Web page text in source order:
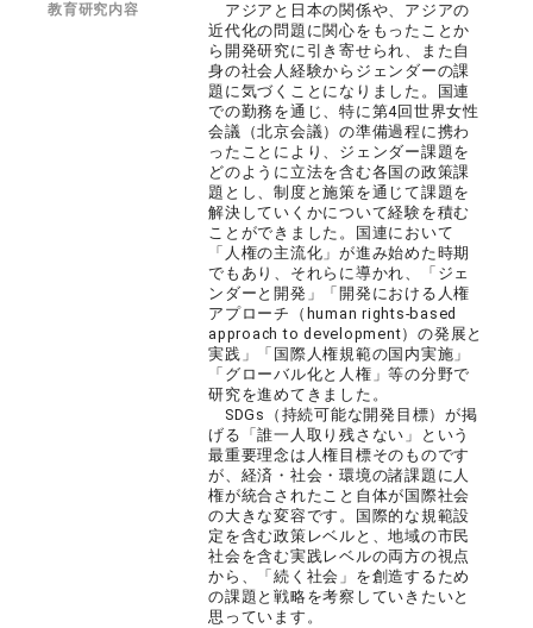
教育研究内容
アジアと日本の関係や、アジアの
近代化の問題に関心をもったことか
ら開発研究に引き寄せられ、また自
身の社会人経験からジェンダーの課
題に気づくことになりました。国連
での勤務を通じ、特に第4回世界女性
会議（北京会議）の準備過程に携わ
ったことにより、ジェンダー課題を
どのように立法を含む各国の政策課
題とし、制度と施策を通じて課題を
解決していくかについて経験を積む
ことができました。国連において
「人権の主流化」が進み始めた時期
でもあり、それらに導かれ、「ジェ
ンダーと開発」「開発における人権
アプローチ（human rights-based
approach to development）の発展と
実践」「国際人権規範の国内実施」
「グローバル化と人権」等の分野で
研究を進めてきました。
SDGs（持続可能な開発目標）が掲
げる「誰一人取り残さない」という
最重要理念は人権目標そのものです
が、経済・社会・環境の諸課題に人
権が統合されたこと自体が国際社会
の大きな変容です。国際的な規範設
定を含む政策レベルと、地域の市民
社会を含む実践レベルの両方の視点
から、「続く社会」を創造するため
の課題と戦略を考察していきたいと
思っています。